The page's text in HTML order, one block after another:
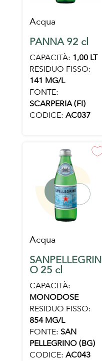
Acqua
PANNA 92 cl
CAPACITÀ: 1,00 LT
RESIDUO FISSO:
141 MG/L
FONTE:
SCARPERIA (FI)
CODICE: AC037
Acqua
SANPELLEGRIN
O 25 cl
CAPACITÀ:
MONODOSE
RESIDUO FISSO:
854 MG/L
FONTE: SAN
PELLEGRINO (BG)
CODICE: AC043